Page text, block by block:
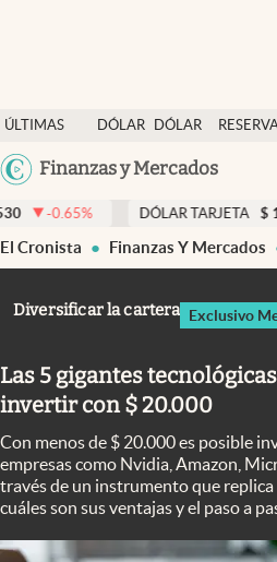
ÚLTIMAS
NOTICIAS
DÓLAR
DÓLAR
Finanzas y Mercados
Dólar
Members
Economía y Política
Finanzas y Mercados
Columnistas
Otras secciones
Apertura
Infotechnology
Clase
DÓLAR TARJETA $ 1976 0.00 %
El Cronista Finanzas Y Mercados
Diversificar la cartera Exclusivo
Las 5 gigantes
invertir con $ 20.000
Con menos de $ 20.000 es posible
empresas como Nvidia, Amazon,
través de un instrumento que replica
cuáles son sus ventajas y el paso a